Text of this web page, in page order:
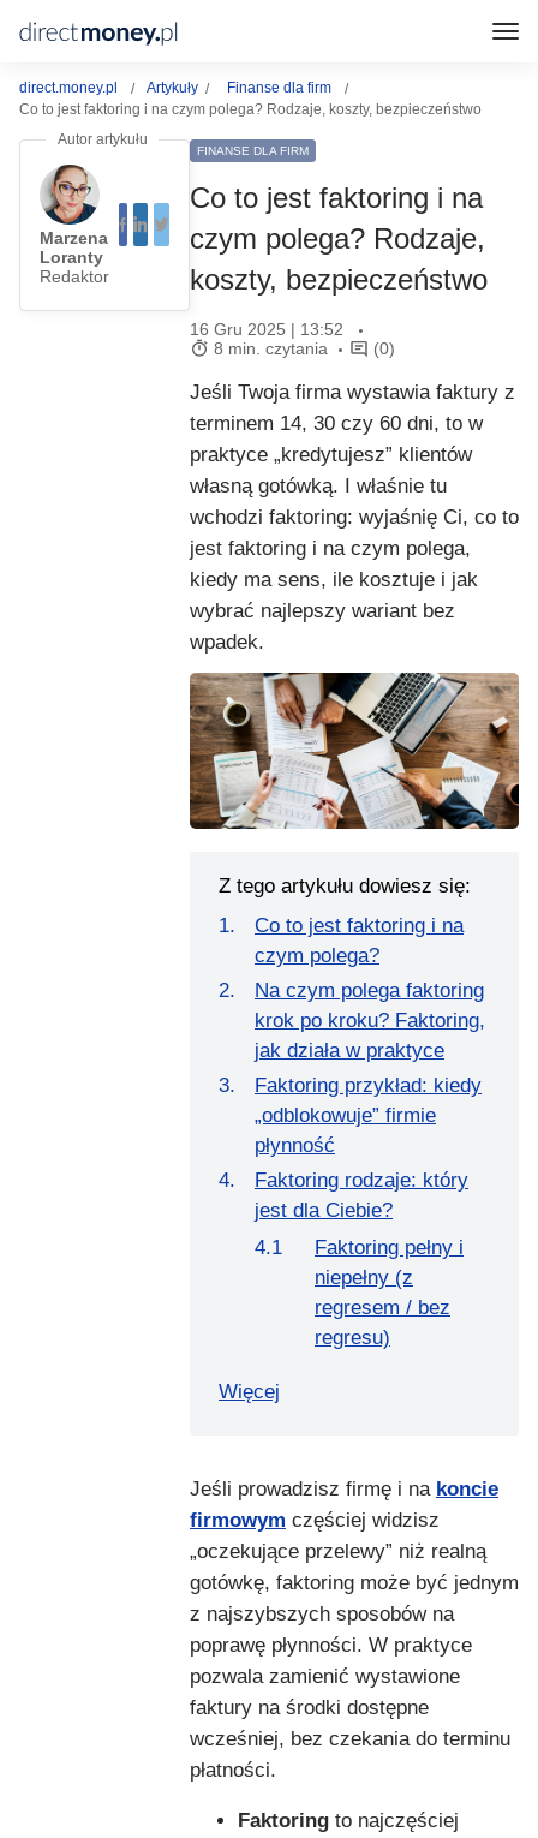
direct.money.pl Artykuły
Finanse dla firm
Co to jest faktoring i na czym polega? Rodzaje, koszty, bezpieczeństwo
Marzena
Loranty
Redaktor
FINANSE DLA FIRM
Co to jest faktoring i na
czym polega? Rodzaje,
koszty, bezpieczeństwo
16 Gru 2025 | 13:52
8 min. czytania
(0)
Jeśli Twoja firma wystawia faktury z
terminem 14, 30 czy 60 dni, to w
praktyce „kredytujesz” klientów
własną gotówką. I właśnie tu
wchodzi faktoring: wyjaśnię Ci, co to
jest faktoring i na czym polega,
kiedy ma sens, ile kosztuje i jak
wybrać najlepszy wariant bez
wpadek.
Z tego artykułu dowiesz się:
Co to jest faktoring i na
czym polega?
Na czym polega faktoring
krok po kroku? Faktoring,
jak działa w praktyce
Faktoring przykład: kiedy
„odblokowuje” firmie
płynność
Faktoring rodzaje: który
jest dla Ciebie?
Faktoring pełny i
niepełny (z
regresem / bez
regresu)
Więcej
Jeśli prowadzisz firmę i na koncie
firmowym częściej widzisz
„oczekujące przelewy” niż realną
gotówkę, faktoring może być jednym
z najszybszych sposobów na
poprawę płynności. W praktyce
pozwala zamienić wystawione
faktury na środki dostępne
wcześniej, bez czekania do terminu
płatności.
Faktoring to najczęściej